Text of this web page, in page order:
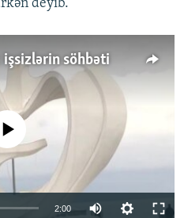
deyib.
işsizlərin söhbəti
currently available
2:00